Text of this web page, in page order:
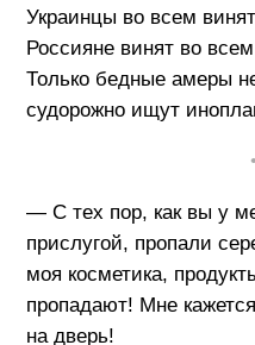
Украинцы во всем
Россияне винят во
Только бедные амеры
судорожно ищут
— С тех пор, как вы у
прислугой, пропали
моя косметика,
пропадают! Мне
на дверь!